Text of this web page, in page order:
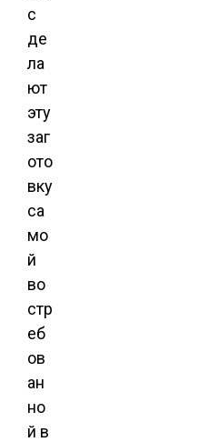
с
де
ла
ют
эту
заг
ото
вку
са
мо
й
во
стр
еб
ов
ан
но
й в